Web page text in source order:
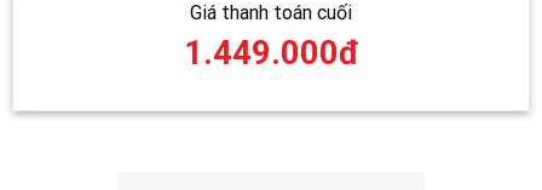
Giá thanh toán cuối
1.449.000đ